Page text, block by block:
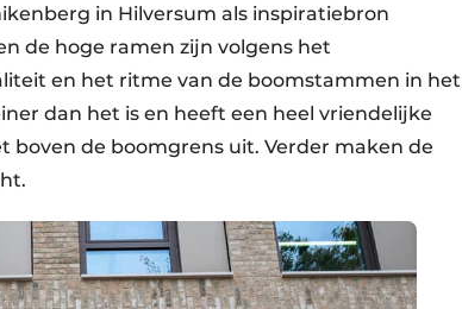
in Hilversum als inspiratiebron
de hoge ramen zijn volgens het
en het ritme van de boomstammen in het
dan het is en heeft een heel vriendelijke
de boomgrens uit. Verder maken de